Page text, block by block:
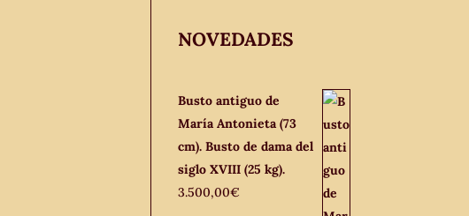
NOVEDADES
Busto antiguo de
María Antonieta (73
cm). Busto de dama del
siglo XVIII (25 kg).
3.500,00€